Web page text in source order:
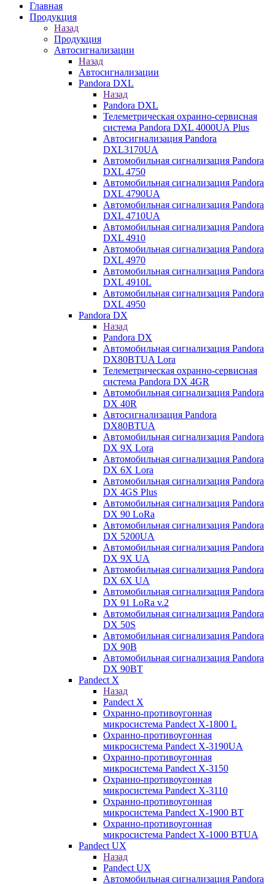
Главная
Продукция
Назад
Продукция
Автосигнализации
Назад
Автосигнализации
Pandora DXL
Назад
Pandora DXL
Телеметрическая охранно-сервисная
система Pandora DXL 4000UA Plus
Автосигнализация Pandora
DXL3170UA
Автомобильная сигнализация Pandora
DXL 4750
Автомобильная сигнализация Pandora
DXL 4790UA
Автомобильная сигнализация Pandora
DXL 4710UA
Автомобильная сигнализация Pandora
DXL 4910
Автомобильная сигнализация Pandora
DXL 4970
Автомобильная сигнализация Pandora
DXL 4910L
Автомобильная сигнализация Pandora
DXL 4950
Pandora DX
Назад
Pandora DX
Автомобильная сигнализация Pandora
DX80BTUA Lora
Телеметрическая охранно-сервисная
система Pandora DX 4GR
Автомобильная сигнализация Pandora
DX 40R
Автосигнализация Pandora
DX80BTUA
Автомобильная сигнализация Pandora
DX 9X Lora
Автомобильная сигнализация Pandora
DX 6X Lora
Автомобильная сигнализация Pandora
DX 4GS Plus
Автомобильная сигнализация Pandora
DX 90 LoRa
Автомобильная сигнализация Pandora
DX 5200UA
Автомобильная сигнализация Pandora
DX 9Х UA
Автомобильная сигнализация Pandora
DX 6Х UA
Автомобильная сигнализация Pandora
DX 91 LoRa v.2
Автомобильная сигнализация Pandora
DX 50S
Автомобильная сигнализация Pandora
DX 90B
Автомобильная сигнализация Pandora
DX 90BT
Pandect X
Назад
Pandect X
Охранно-противоугонная
микросистема Pandect X-1800 L
Охранно-противоугонная
микросистема Pandect X-3190UA
Охранно-противоугонная
микросистема Pandect X-3150
Охранно-противоугонная
микросистема Pandect X-3110
Охранно-противоугонная
микросистема Pandect X-1900 BT
Охранно-противоугонная
микросистема Pandect X-1000 BTUA
Pandect UX
Назад
Pandect UX
Автомобильная сигнализация Pandora